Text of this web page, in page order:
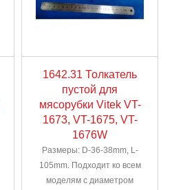
1642.31 Толкатель
пустой для
мясорубки Vitek VT-
1673, VT-1675, VT-
1676W
Размеры: D-36-38mm, L-
105mm. Подходит ко всем
моделям с диаметром